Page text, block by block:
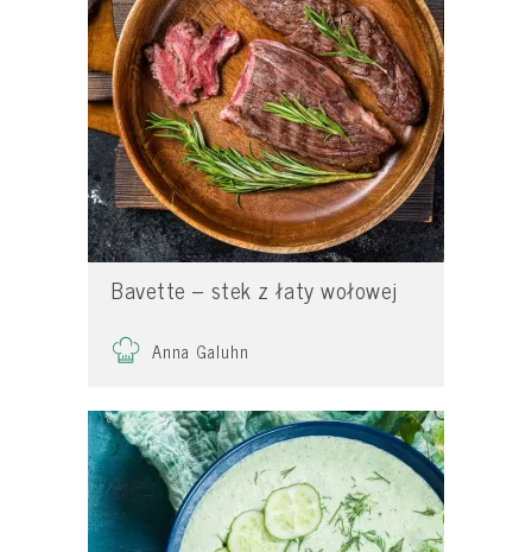
Bavette – stek z łaty wołowej
Anna Galuhn